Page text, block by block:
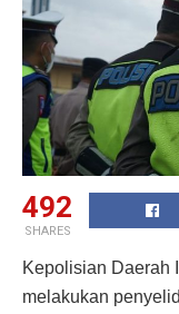
492
SHARES
Kepolisian Daerah
melakukan